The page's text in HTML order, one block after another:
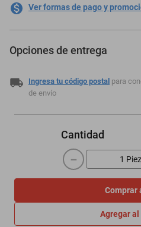
Ver formas de pago y
Opciones de entrega
Ingresa tu código postal para
de envío
Cantidad
－
Comprar
Agregar